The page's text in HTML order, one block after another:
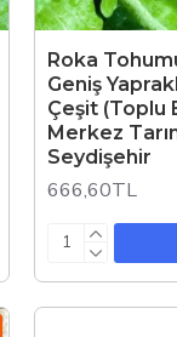
Roka
Geniş
Çeşit (Toplu
Merkez
Seydişehir
666,60TL